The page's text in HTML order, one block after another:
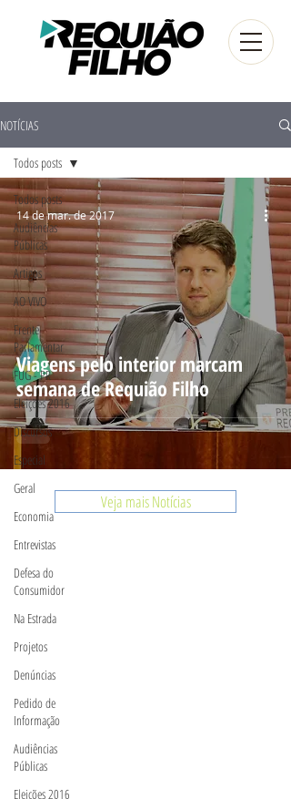
NOTÍCIAS
Todos posts
Audiências
Públicas
Artigos
AO VIVO
Frente
Parlamentar
FUG - PR
Eleições 2016
Discursos
Especial
Geral
Economia
Entrevistas
Defesa do
Consumidor
Na Estrada
Projetos
Denúncias
Pedido de
Informação
Audiências
Públicas
Eleições 2016
Todos posts
Viagens pelo interior marcam
semana de Requião Filho
14 de mar. de 2017
Veja mais Notícias